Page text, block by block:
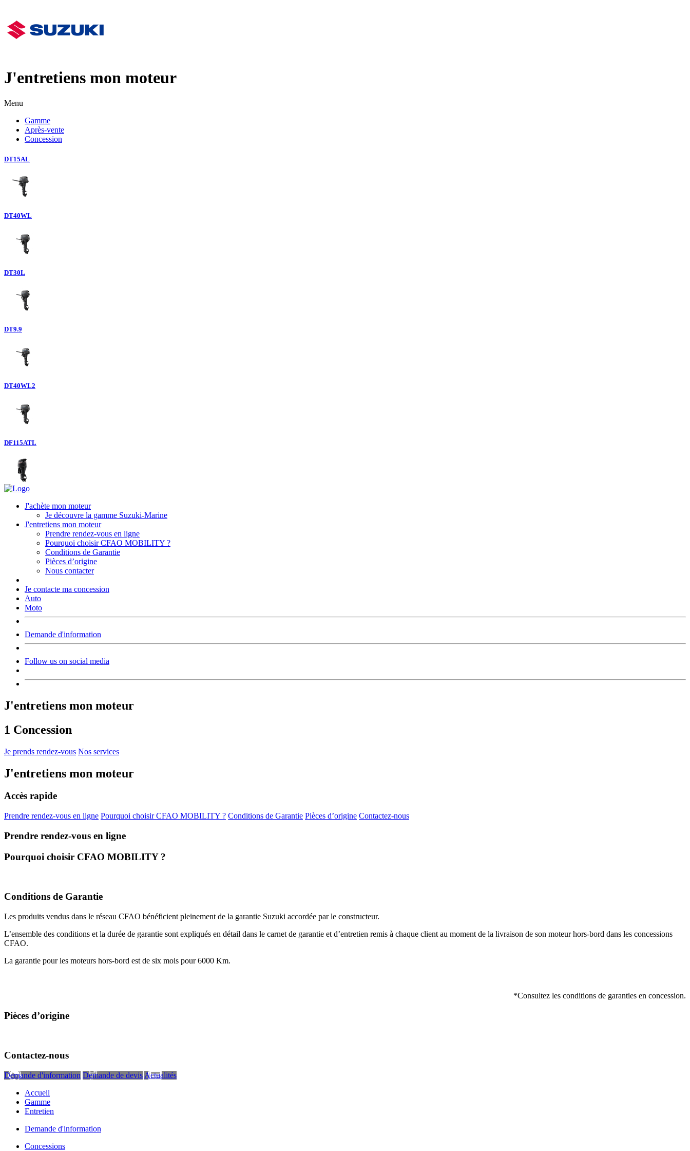
J'entretiens mon moteur
Menu
Gamme
Après-vente
Concession
DT15AL
DT40WL
DT30L
DT9.9
DT40WL2
DF115ATL
J'achète mon moteur
Je découvre la gamme Suzuki-Marine
J'entretiens mon moteur
Prendre rendez-vous en ligne
Pourquoi choisir CFAO MOBILITY ?
Conditions de Garantie
Pièces d’origine
Nous contacter
Je contacte ma concession
Auto
Moto
Demande d'information
Follow us on social media
J'entretiens mon moteur
1 Concession
Je prends rendez-vous Nos services
J'entretiens mon moteur
Accès rapide
Prendre rendez-vous en ligne Pourquoi choisir CFAO MOBILITY ? Conditions de Garantie Pièces d’origine Contactez-nous
Prendre rendez-vous en ligne
Pourquoi choisir CFAO MOBILITY ?
Conditions de Garantie
Les produits vendus dans le réseau CFAO bénéficient pleinement de la garantie Suzuki accordée par le constructeur.
L’ensemble des conditions et la durée de garantie sont expliqués en détail dans le carnet de garantie et d’entretien remis à chaque client au moment de la livraison de son moteur hors-bord dans les concessions
CFAO.
La garantie pour les moteurs hors-bord est de six mois pour 6000 Km.
*Consultez les conditions de garanties en concession.
Pièces d’origine
Contactez-nous
Demande d'information Demande de devis Actualités
Accueil
Gamme
Entretien
Demande d'information
Concessions